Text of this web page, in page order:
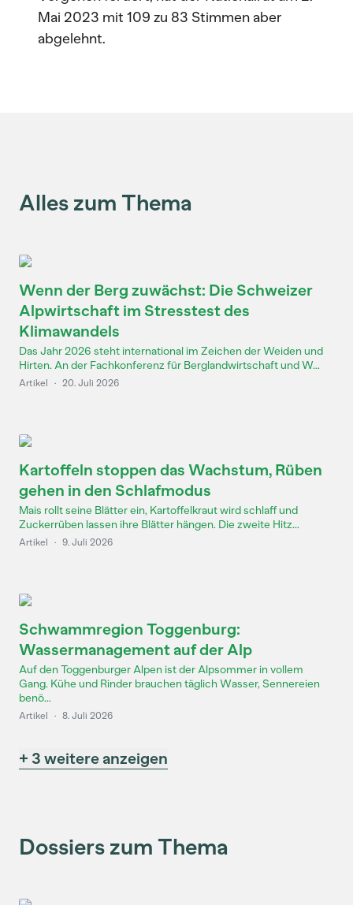
Mai 2023 mit 109 zu 83 Stimmen aber
abgelehnt.
Alles zum Thema
Wenn der Berg zuwächst: Die Schweizer
Alpwirtschaft im Stresstest des
Klimawandels
Das Jahr 2026 steht international im Zeichen der Weiden und
Hirten. An der Fachkonferenz für Berglandwirtschaft und W...
Artikel · 20. Juli 2026
Kartoffeln stoppen das Wachstum, Rüben
gehen in den Schlafmodus
Mais rollt seine Blätter ein, Kartoffelkraut wird schlaff und
Zuckerrüben lassen ihre Blätter hängen. Die zweite Hitz...
Artikel · 9. Juli 2026
Schwammregion Toggenburg:
Wassermanagement auf der Alp
Auf den Toggenburger Alpen ist der Alpsommer in vollem
Gang. Kühe und Rinder brauchen täglich Wasser, Sennereien
benö...
Artikel · 8. Juli 2026
+ 3 weitere anzeigen
Dossiers zum Thema